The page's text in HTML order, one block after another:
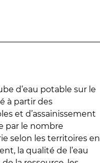
d’eau potable sur le
à partir des
et d’assainissement
par le nombre
selon les territoires en
la qualité de l’eau